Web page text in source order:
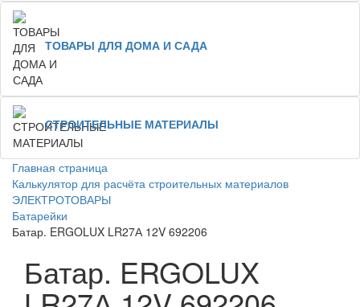
ТОВАРЫ ДЛЯ ДОМА И САДА
СТРОИТЕЛЬНЫЕ МАТЕРИАЛЫ
Главная страница
Калькулятор для расчёта строительных материалов
ЭЛЕКТРОТОВАРЫ
Батарейки
Батар. ERGOLUX LR27А 12V 692206
Батар. ERGOLUX